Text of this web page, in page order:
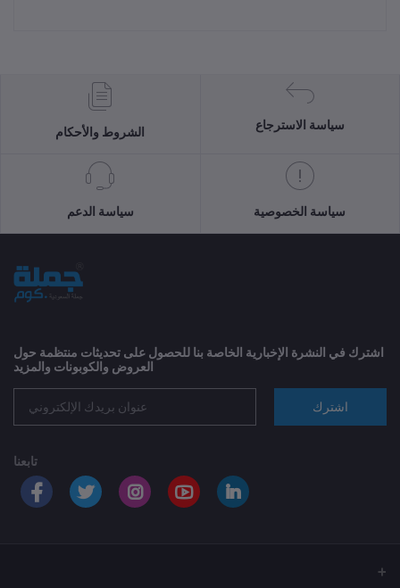
الشروط والأحكام
سياسة الاسترجاع
سياسة الدعم سياسة الخصوصية
اشترك في النشرة الإخبارية الخاصة بنا للحصول على تحديثات منتظمة حول
العروض والكوبونات والمزيد
اشترك
تابعنا